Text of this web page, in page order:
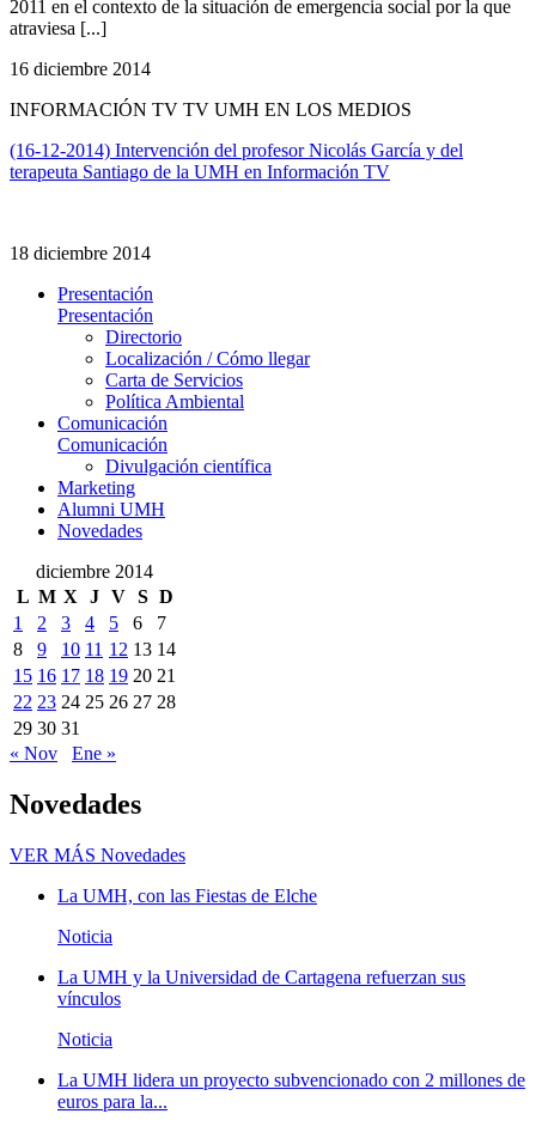
2011 en el contexto de la situación de emergencia social por la que
atraviesa [...]
16 diciembre 2014
INFORMACIÓN TV TV UMH EN LOS MEDIOS
(16-12-2014) Intervención del profesor Nicolás García y del
terapeuta Santiago de la UMH en Información TV
18 diciembre 2014
Presentación
Presentación
Directorio
Localización / Cómo llegar
Carta de Servicios
Política Ambiental
Comunicación
Comunicación
Divulgación científica
Marketing
Alumni UMH
Novedades
diciembre 2014
L M X J V S D
1
2 3 4 5 6
7
8
9 10 11 12 13 14
15 16 17 18 19 20 21
22 23 24 25 26 27 28
29 30 31
« Nov
Ene »
Novedades
VER MÁS Novedades
La UMH, con las Fiestas de Elche
Noticia
La UMH y la Universidad de Cartagena refuerzan sus
vínculos
Noticia
La UMH lidera un proyecto subvencionado con 2 millones de
euros para la...